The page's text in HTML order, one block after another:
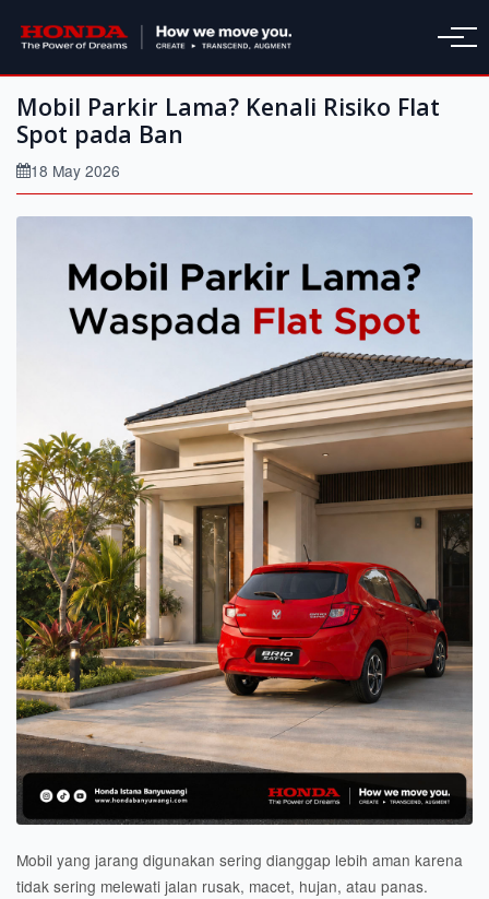
Mobil Parkir Lama? Kenali Risiko Flat
Spot pada Ban
18 May 2026
Mobil yang jarang digunakan sering dianggap lebih aman karena
tidak sering melewati jalan rusak, macet, hujan, atau panas.